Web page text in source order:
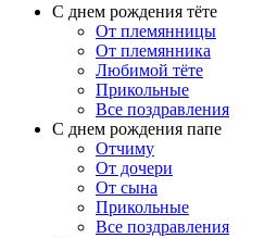
С днем рождения тёте
От племянницы
От племянника
Любимой тёте
Прикольные
Все поздравления
C днем рождения папе
Отчиму
От дочери
От сына
Прикольные
Все поздравления